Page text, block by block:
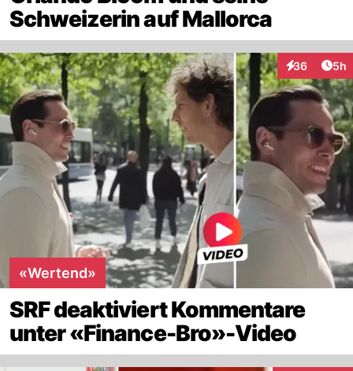
Schweizerin auf Mallorca
36
Interaktionen
5h
«Wertend»
SRF deaktiviert Kommentare
unter «Finance-Bro»-Video